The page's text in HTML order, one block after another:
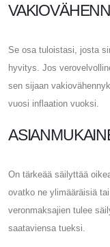
Se osa tuloistasi, josta
hyvitys. Jos
sen sijaan
vuosi inflaation vuoksi.
On tärkeää säilyttää
ovatko ne ylimääräisiä
veronmaksajien tulee
saataviensa tueksi.